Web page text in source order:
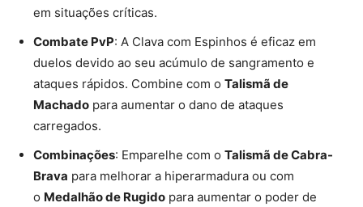
em situações críticas.
Combate PvP: A Clava com Espinhos é eficaz em
duelos devido ao seu acúmulo de sangramento e
ataques rápidos. Combine com o Talismã de
Machado para aumentar o dano de ataques
carregados.
Combinações: Emparelhe com o Talismã de Cabra-
Brava para melhorar a hiperarmadura ou com
o Medalhão de Rugido para aumentar o poder de